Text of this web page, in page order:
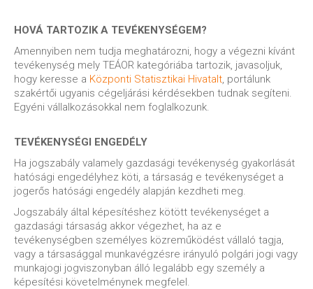
HOVÁ TARTOZIK A TEVÉKENYSÉGEM?
Amennyiben nem tudja meghatározni, hogy a végezni kívánt
tevékenység mely TEÁOR kategóriába tartozik, javasoljuk,
hogy keresse a Központi Statisztikai Hivatalt , portálunk
szakértői ugyanis cégeljárási kérdésekben tudnak segíteni.
Egyéni vállalkozásokkal nem foglalkozunk.
TEVÉKENYSÉGI ENGEDÉLY
Ha jogszabály valamely gazdasági tevékenység gyakorlását
hatósági engedélyhez köti, a társaság e tevékenységet a
jogerős hatósági engedély alapján kezdheti meg.
Jogszabály által képesítéshez kötött tevékenységet a
gazdasági társaság akkor végezhet, ha az e
tevékenységben személyes közreműködést vállaló tagja,
vagy a társasággal munkavégzésre irányuló polgári jogi vagy
munkajogi jogviszonyban álló legalább egy személy a
képesítési követelménynek megfelel.